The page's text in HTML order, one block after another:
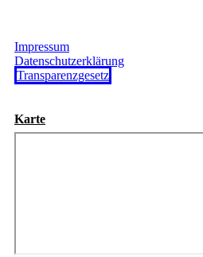
Impressum
Datenschutzerklärung
Transparenzgesetz
Karte